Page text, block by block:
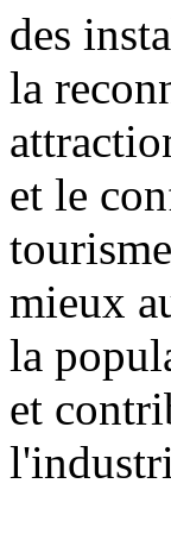
des
la
et le
mieux
la
et